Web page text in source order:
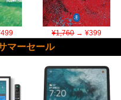
¥1,760→ ¥399
マーセール